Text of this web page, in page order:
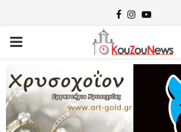
Facebook
Instagram
Youtube
PRIMARY
MENU